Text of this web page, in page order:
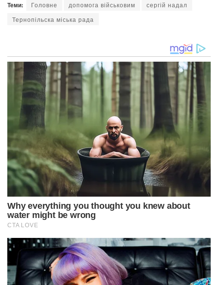
Теми: Головне допомога військовим
сергій надал
Тернопільска міська рада